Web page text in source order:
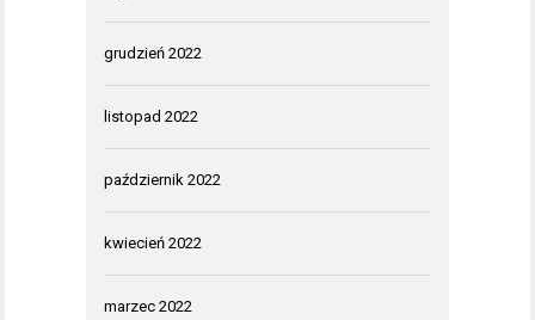
grudzień 2022
listopad 2022
październik 2022
kwiecień 2022
marzec 2022